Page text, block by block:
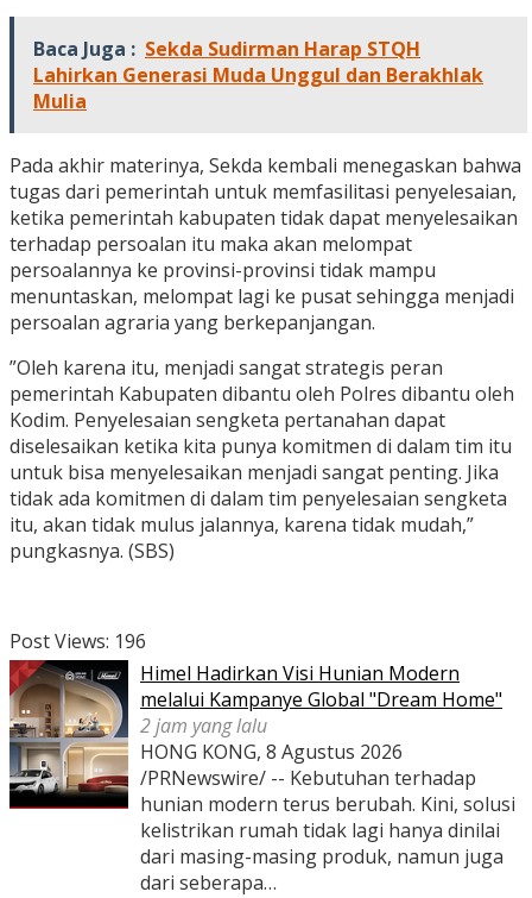
Baca Juga : Sekda Sudirman Harap STQH
Lahirkan Generasi Muda Unggul dan Berakhlak
Mulia
Pada akhir materinya, Sekda kembali menegaskan bahwa
tugas dari pemerintah untuk memfasilitasi penyelesaian,
ketika pemerintah kabupaten tidak dapat menyelesaikan
terhadap persoalan itu maka akan melompat
persoalannya ke provinsi-provinsi tidak mampu
menuntaskan, melompat lagi ke pusat sehingga menjadi
persoalan agraria yang berkepanjangan.
”Oleh karena itu, menjadi sangat strategis peran
pemerintah Kabupaten dibantu oleh Polres dibantu oleh
Kodim. Penyelesaian sengketa pertanahan dapat
diselesaikan ketika kita punya komitmen di dalam tim itu
untuk bisa menyelesaikan menjadi sangat penting. Jika
tidak ada komitmen di dalam tim penyelesaian sengketa
itu, akan tidak mulus jalannya, karena tidak mudah,”
pungkasnya. (SBS)
Post Views: 196
Himel Hadirkan Visi Hunian Modern
melalui Kampanye Global "Dream Home"
2 jam yang lalu
HONG KONG, 8 Agustus 2026
/PRNewswire/ -- Kebutuhan terhadap
hunian modern terus berubah. Kini, solusi
kelistrikan rumah tidak lagi hanya dinilai
dari masing-masing produk, namun juga
dari seberapa…